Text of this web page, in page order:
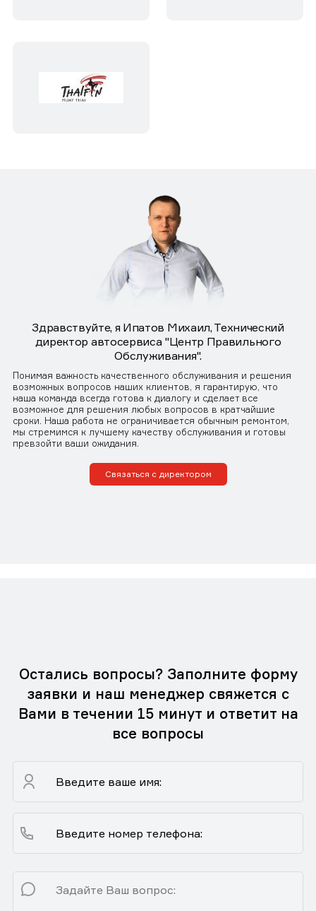
Здравствуйте, я Ипатов Михаил, Технический
директор автосервиса "Центр Правильного
Обслуживания".
Понимая важность качественного обслуживания и решения
возможных вопросов наших клиентов, я гарантирую, что
наша команда всегда готова к диалогу и сделает все
возможное для решения любых вопросов в кратчайшие
сроки. Наша работа не ограничивается обычным ремонтом,
мы стремимся к лучшему качеству обслуживания и готовы
превзойти ваши ожидания.
Связаться с директором
Остались вопросы? Заполните форму
заявки и наш менеджер свяжется с
Вами в течении 15 минут и ответит на
все вопросы